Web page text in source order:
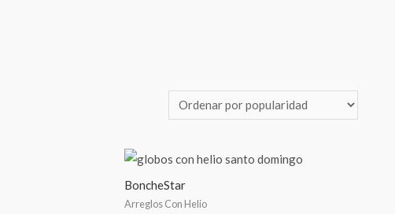
BoncheStar
Arreglos Con Helio